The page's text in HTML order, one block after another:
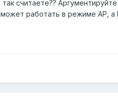
считаете??
работать в режиме АР, а